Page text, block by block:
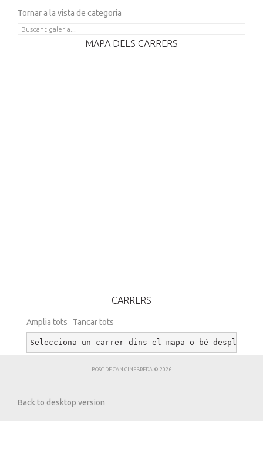
Tornar a la vista de categoria
MAPA DELS CARRERS
CARRERS
Amplia tots Tancar tots
Selecciona un carrer dins el mapa o bé
BOSC DE CAN GINEBREDA © 2026
Back to desktop version